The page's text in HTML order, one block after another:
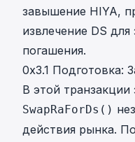
завышение HIYA,
извлечение DS
погашения.
0x3.1 Подготовка:
В этой транзакции
SwapRaForDs()
действия рынка.